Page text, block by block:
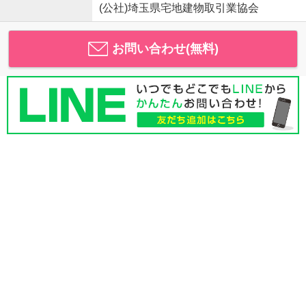
(公社)埼玉県宅地建物取引業協会
お問い合わせ(無料)